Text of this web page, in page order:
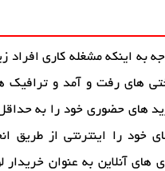
به اینکه مشغله کاری افراد
های رفت و آمد و ترافیک
های حضوری خود را به
خود را اینترنتی از طریق
های آنلاین به عنوان خریدار